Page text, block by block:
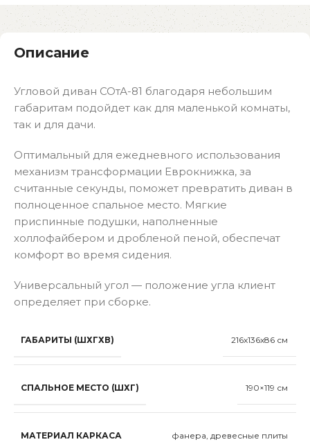
Описание
Угловой диван СОтА-81 благодаря небольшим
габаритам подойдет как для маленькой комнаты,
так и для дачи.
Оптимальный для ежедневного использования
механизм трансформации Еврокнижка, за
считанные секунды, поможет превратить диван в
полноценное спальное место. Мягкие
приспинные подушки, наполненные
холлофайбером и дробленой пеной, обеспечат
комфорт во время сидения.
Универсальный угол — положение угла клиент
определяет при сборке.
ГАБАРИТЫ (ШХГХВ) 216x136x86 см
СПАЛЬНОЕ МЕСТО (ШХГ) 190×119 см
МАТЕРИАЛ КАРКАСА фанера, древесные плиты